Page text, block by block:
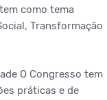
como tema
Transformação
O Congresso tem
práticas e de